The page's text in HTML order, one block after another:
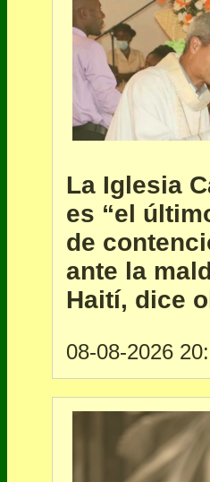
La Iglesia
es “el
de
ante la
Haití, dice
08-08-2026